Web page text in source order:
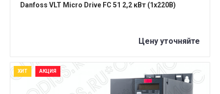
Danfoss VLT Micro Drive FC 51 2,2 кВт (1x220B)
Цену уточняйте
ХИТ АКЦИЯ